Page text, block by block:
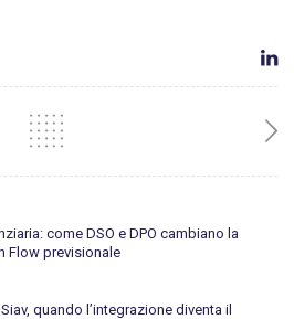
come DSO e DPO cambiano la
Flow previsionale
quando l’integrazione diventa il